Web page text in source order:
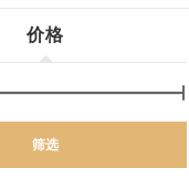
价格
筛选